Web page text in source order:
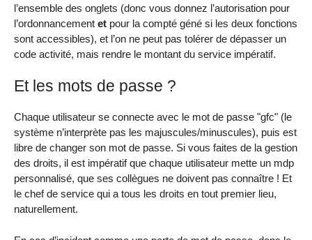
l’ensemble des onglets (donc vous donnez l’autorisation pour
l’ordonnancement et pour la compté géné si les deux fonctions
sont accessibles), et l’on ne peut pas tolérer de dépasser un
code activité, mais rendre le montant du service impératif.
Et les mots de passe ?
Chaque utilisateur se connecte avec le mot de passe "gfc" (le
système n’interprète pas les majuscules/minuscules), puis est
libre de changer son mot de passe. Si vous faites de la gestion
des droits, il est impératif que chaque utilisateur mette un mdp
personnalisé, que ses collègues ne doivent pas connaître ! Et
le chef de service qui a tous les droits en tout premier lieu,
naturellement.